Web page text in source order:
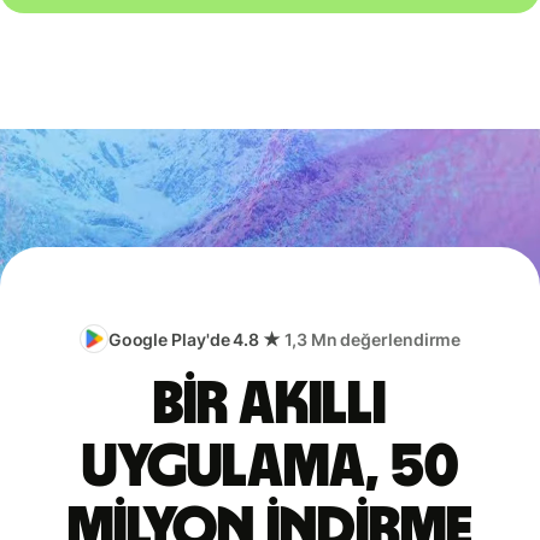
Google Play'de 4.8 ★ 1,3 Mn değerlendirme
Bir akıllı
uygulama, 50